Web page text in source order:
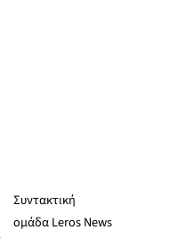
Συντακτική
ομάδα Leros News